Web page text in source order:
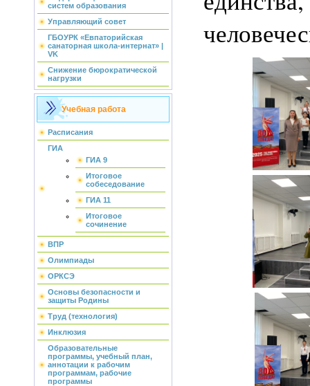
систем образования
Управляющий совет
ГБОУРК «Евпаторийская
санаторная школа-интернат» |
VK
Снижение бюрократической
нагрузки
Учебная работа
Расписания
ГИА
ГИА 9
Итоговое
собеседование
ГИА 11
Итоговое
сочинение
ВПР
Олимпиады
ОРКСЭ
Основы безопасности и
защиты Родины
Труд (технология)
Инклюзия
Образовательные
программы, учебный план,
аннотации к рабочим
программам, рабочие
программы